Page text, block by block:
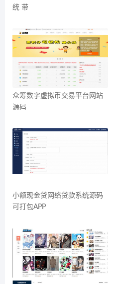
统 带
众筹数字虚拟币交易平台网站
源码
小额现金贷网络贷款系统源码
可打包APP